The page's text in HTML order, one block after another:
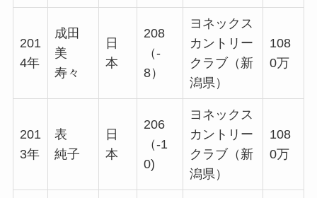
201
4年
成田
美
寿々
日
本
208
（-
8）
ヨネックス
カントリー
クラブ（新
潟県）
108
0万
201
3年
表
純子
日
本
206
（-1
0)
ヨネックス
カントリー
クラブ（新
潟県）
108
0万